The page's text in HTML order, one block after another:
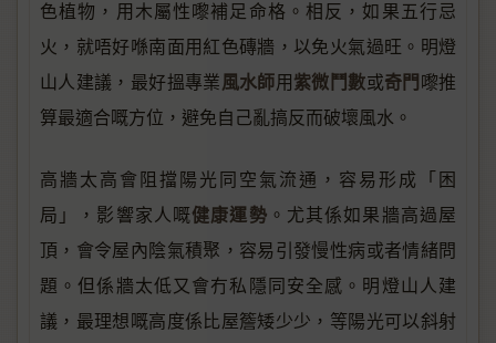
色植物，用木屬性嚟補足命格。相反，如果五行忌
火，就唔好喺南面用紅色磚牆，以免火氣過旺。明燈
山人建議，最好搵專業風水師用紫微鬥數或奇門嚟推
算最適合嘅方位，避免自己亂搞反而破壞風水。
高牆太高會阻擋陽光同空氣流通，容易形成「困
局」，影響家人嘅健康運勢 。尤其係如果牆高過屋
頂，會令屋內陰氣積聚，容易引發慢性病或者情緒問
題。但係牆太低又會冇私隱同安全感。明燈山人建
議，最理想嘅高度係比屋簷矮少少，等陽光可以斜射